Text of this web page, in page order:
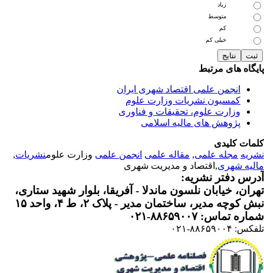
زیاد
متوسط
خیلی کم
های مرتبط
انجمن علمی اقتصاد شهری ایران
کمسیون نشریات وزارت علوم
وزارت علوم، تحقیقات و فناوری
پژوهش های مالیه اسلامی
کلیدی
مجله علمی, مقاله علمی انجمن علمیوزارت علومنشریات,
شهری ,اقتصاد و مدیریت شهری
دفتر نشریه:
خیابان نلسون ماندلا - آفریقا، بلوار شهید ستاری،
کوچه مدیر، ساختمان مدیر - پلاک ۲، ط ۴، واحد ۱۵
تماس: ۸۸۶۵۹۰۰۷-۰۲۱
۸۸۶۵۹۰۰۴-۰۲۱